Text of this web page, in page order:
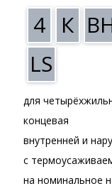
4 К
LS
для
концевая
внутренней и
с
на номинальное